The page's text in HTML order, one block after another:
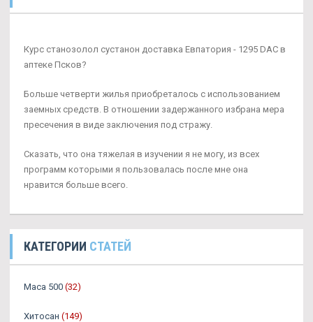
Курс станозолол сустанон доставка Евпатория - 1295 DAC в
аптеке Псков?
Больше четверти жилья приобреталось с использованием
заемных средств. В отношении задержанного избрана мера
пресечения в виде заключения под стражу.
Сказать, что она тяжелая в изучении я не могу, из всех
программ которыми я пользовалась после мне она
нравится больше всего.
КАТЕГОРИИ СТАТЕЙ
Maca 500 (32)
Хитосан (149)